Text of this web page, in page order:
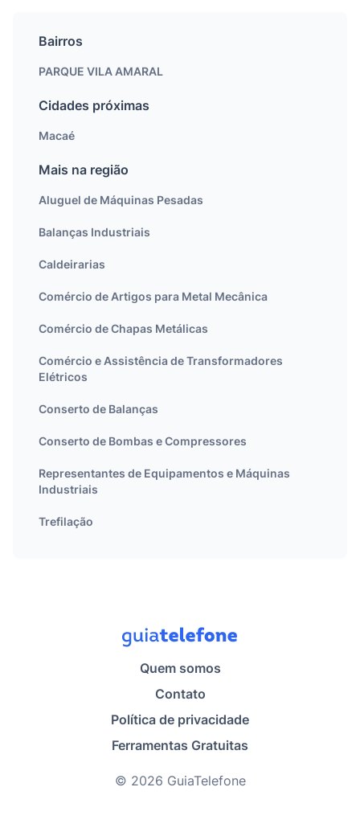
Bairros
PARQUE VILA AMARAL
Cidades próximas
Macaé
Mais na região
Aluguel de Máquinas Pesadas
Balanças Industriais
Caldeirarias
Comércio de Artigos para Metal Mecânica
Comércio de Chapas Metálicas
Comércio e Assistência de Transformadores
Elétricos
Conserto de Balanças
Conserto de Bombas e Compressores
Representantes de Equipamentos e Máquinas
Industriais
Trefilação
Quem somos
Contato
Política de privacidade
Ferramentas Gratuitas
© 2026 GuiaTelefone